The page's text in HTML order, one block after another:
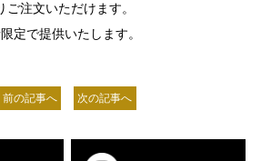
注文いただけます。
定で提供いたします。
前の記事へ 次の記事へ